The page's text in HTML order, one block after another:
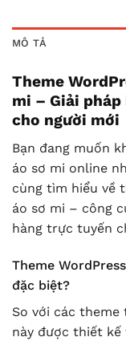
MÔ TẢ
Theme
mi – Giải
cho người mới
Bạn đang muốn
áo sơ mi online
cùng tìm hiểu về
áo sơ mi – công
hàng trực tuyến
Theme
đặc biệt?
So với các
này được thiết kế